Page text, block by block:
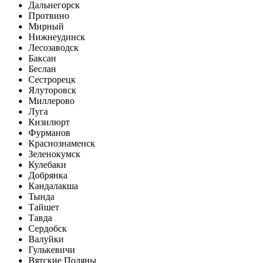
Дальнегорск
Протвино
Мирный
Нижнеудинск
Лесозаводск
Баксан
Беслан
Сестрорецк
Ялуторовск
Миллерово
Луга
Кизилюрт
Фурманов
Краснознаменск
Зеленокумск
Кулебаки
Добрянка
Кандалакша
Тында
Тайшет
Тавда
Сердобск
Валуйки
Гулькевичи
Вятские Поляны